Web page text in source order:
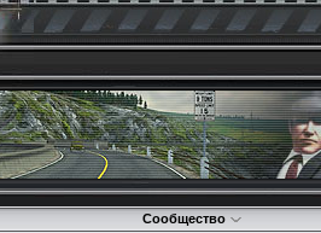
Сообщество